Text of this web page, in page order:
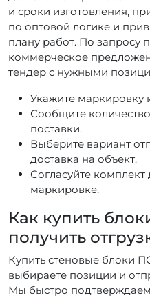
и сроки изготовления,
по оптовой логике и
плану работ. По запросу
коммерческое
тендер с нужными
Укажите маркировку
Сообщите
поставки.
Выберите вариант
доставка на объект.
Согласуйте
маркировке.
Как купить
получить
Купить стеновые блоки
выбираете позиции и
Мы быстро